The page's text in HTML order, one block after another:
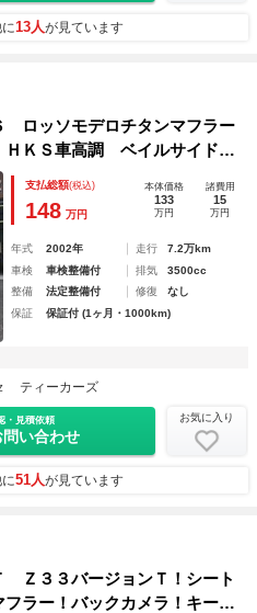
13人が見ています
ロッソモデロチタンマフラー
ＫＳ車高調 ベイルサイドフ
ウィング 社外テールレンズ
ニュアル 社外ミラー
支払総額(税込)
148 万円
本体価格
133
万円
諸費用
15
万円
年式 2002年 走行
7.2万km
車検
車検整備付 排気
3500cc
整備
法定整備付 修復
なし
保証
保証付 (1ヶ月・1000km)
ティーカーズ
・見積依頼
い合わせ
お気に入り
51人が見ています
Ｚ３３バージョンＴ！シート
ラー！バックカメラ！キーレ